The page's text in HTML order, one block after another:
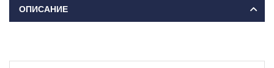
ОПИСАНИЕ